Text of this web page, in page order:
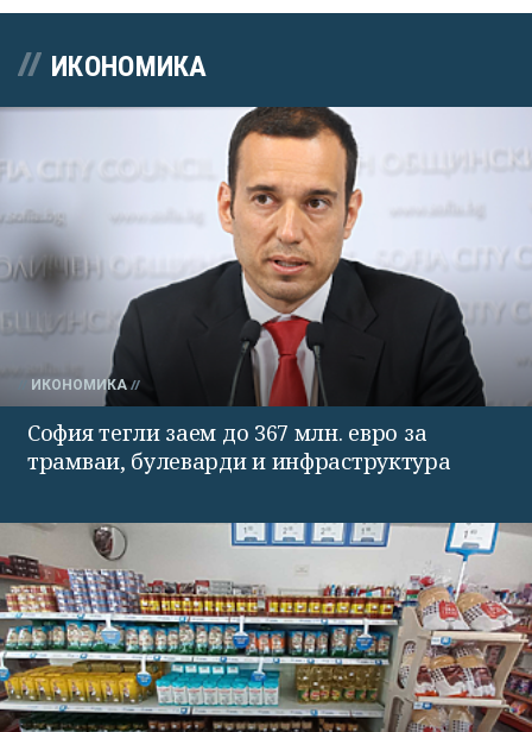
ИКОНОМИКА
ИКОНОМИКА
София тегли заем до 367 млн. евро за
трамваи, булеварди и инфраструктура